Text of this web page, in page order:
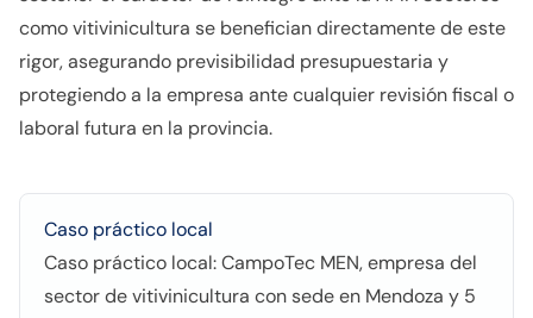
como vitivinicultura se benefician directamente de este
rigor, asegurando previsibilidad presupuestaria y
protegiendo a la empresa ante cualquier revisión fiscal o
laboral futura en la provincia.
Caso práctico local
Caso práctico local: CampoTec MEN, empresa del
sector de vitivinicultura con sede en Mendoza y 5